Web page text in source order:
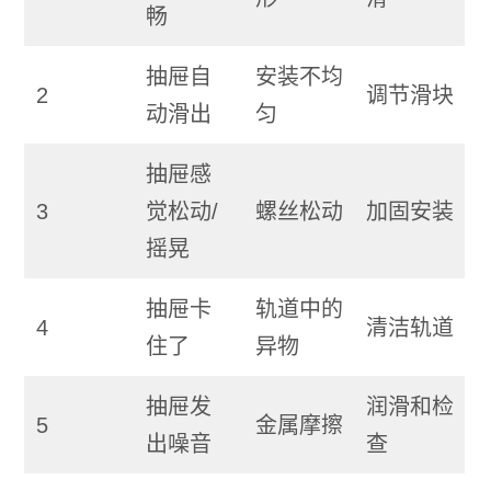
畅
2
抽屉自
动滑出
安装不均
匀
调节滑块
3
抽屉感
觉松动/
摇晃
螺丝松动 加固安装
4
抽屉卡
住了
轨道中的
异物
清洁轨道
5
抽屉发
出噪音
金属摩擦
润滑和检
查